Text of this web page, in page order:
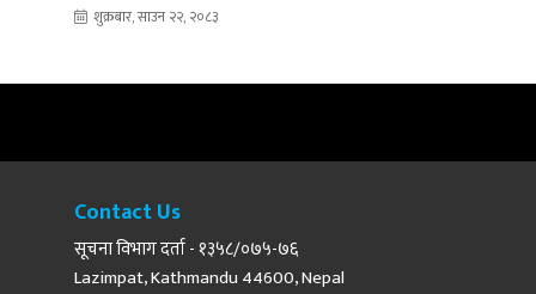
शुक्रबार, साउन २२, २०८३
Contact Us
सूचना विभाग दर्ता - १३५८/०७५-७६
Lazimpat, Kathmandu 44600, Nepal